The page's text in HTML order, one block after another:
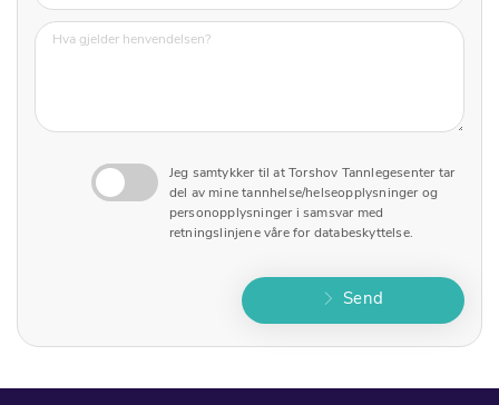
Jeg samtykker til at Torshov Tannlegesenter tar
del av mine tannhelse/helseopplysninger og
personopplysninger i samsvar med
retningslinjene våre for databeskyttelse.
Send